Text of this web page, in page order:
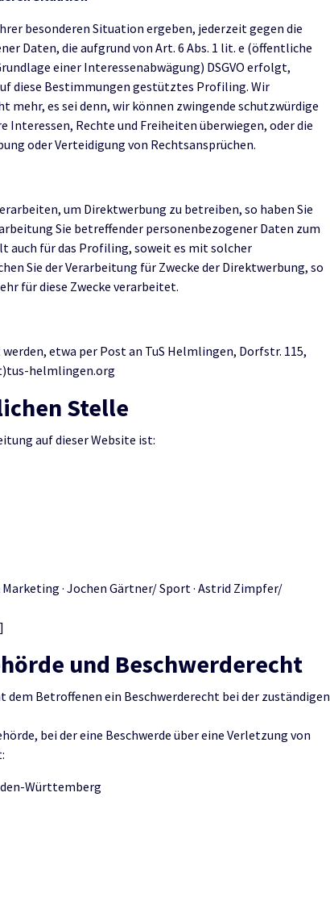
besonderen Situation ergeben, jederzeit gegen die
Daten, die aufgrund von Art. 6 Abs. 1 lit. e (öffentliche
einer Interessenabwägung) DSGVO erfolgt,
diese Bestimmungen gestütztes Profiling. Wir
mehr, es sei denn, wir können zwingende schutzwürdige
Interessen, Rechte und Freiheiten überwiegen, oder die
oder Verteidigung von Rechtsansprüchen.
um Direktwerbung zu betreiben, so haben Sie
Sie betreffender personenbezogener Daten zum
auch für das Profiling, soweit es mit solcher
Sie der Verarbeitung für Zwecke der Direktwerbung, so
für diese Zwecke verarbeitet.
etwa per Post an TuS Helmlingen, Dorfstr. 115,
helmlingen.org
Stelle
auf dieser Website ist:
· Jochen Gärtner/ Sport · Astrid Zimpfer/
und Beschwerderecht
Betroffenen ein Beschwerderecht bei der zuständigen
bei der eine Beschwerde über eine Verletzung von
Württemberg